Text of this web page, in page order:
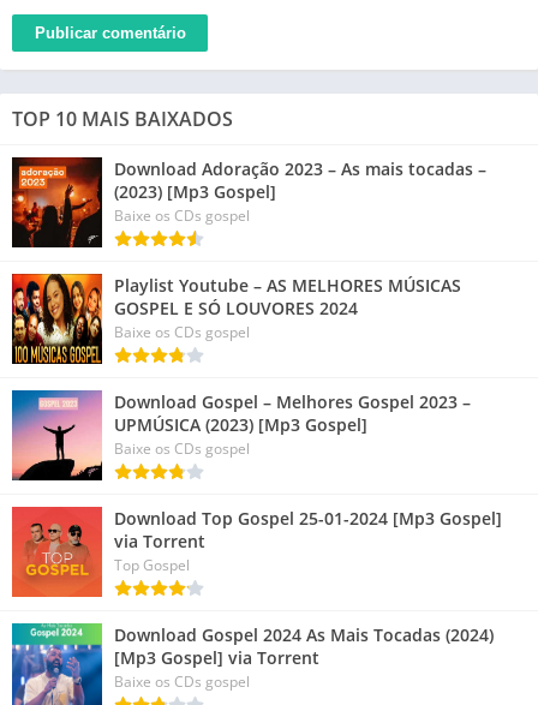
TOP 10 MAIS BAIXADOS
Download Adoração 2023 – As mais tocadas –
(2023) [Mp3 Gospel]
Baixe os CDs gospel
Playlist Youtube – AS MELHORES MÚSICAS
GOSPEL E SÓ LOUVORES 2024
Baixe os CDs gospel
Download Gospel – Melhores Gospel 2023 –
UPMÚSICA (2023) [Mp3 Gospel]
Baixe os CDs gospel
Download Top Gospel 25-01-2024 [Mp3 Gospel]
via Torrent
Top Gospel
Download Gospel 2024 As Mais Tocadas (2024)
[Mp3 Gospel] via Torrent
Baixe os CDs gospel